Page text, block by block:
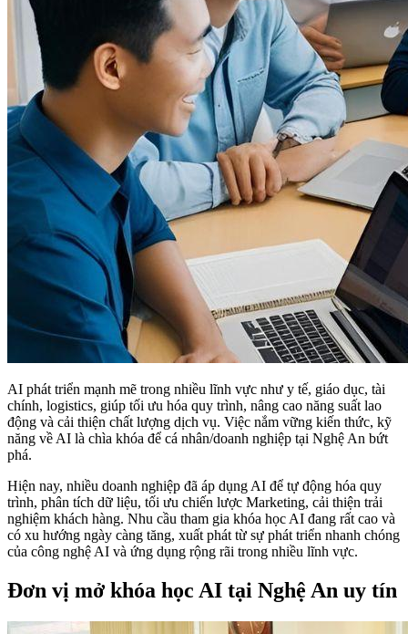
AI phát triển mạnh mẽ trong nhiều lĩnh vực như y tế, giáo dục, tài
chính, logistics, giúp tối ưu hóa quy trình, nâng cao năng suất lao
động và cải thiện chất lượng dịch vụ. Việc nắm vững kiến thức, kỹ
năng về AI là chìa khóa để cá nhân/doanh nghiệp tại Nghệ An bứt
phá.
Hiện nay, nhiều doanh nghiệp đã áp dụng AI để tự động hóa quy
trình, phân tích dữ liệu, tối ưu chiến lược Marketing, cải thiện trải
nghiệm khách hàng. Nhu cầu tham gia khóa học AI đang rất cao và
có xu hướng ngày càng tăng, xuất phát từ sự phát triển nhanh chóng
của công nghệ AI và ứng dụng rộng rãi trong nhiều lĩnh vực.
Đơn vị mở khóa học AI tại Nghệ An uy tín